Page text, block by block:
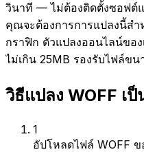
วินาที — ไม่ต้องติดตั้งซอฟต์
คุณจะต้องการการแปลงนี้ส
กราฟิก ตัวแปลงออนไลน์ขอ
ไม่เกิน 25MB รองรับไฟล์ข
วิธีแปลง WOFF เ
1
อัปโหลดไฟล์ WOFF